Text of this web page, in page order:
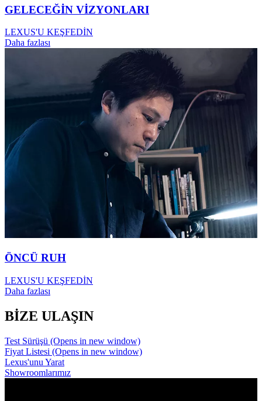
GELECEĞİN VİZYONLARI
LEXUS'U KEŞFEDİN
Daha fazlası
ÖNCÜ RUH
LEXUS'U KEŞFEDİN
Daha fazlası
BİZE ULAŞIN
Test Sürüşü (Opens in new window)
Fiyat Listesi (Opens in new window)
Lexus'unu Yarat
Showroomlarımız